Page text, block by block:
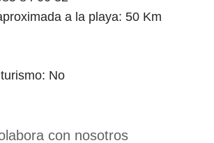
a la playa: 50 Km
No
con nosotros